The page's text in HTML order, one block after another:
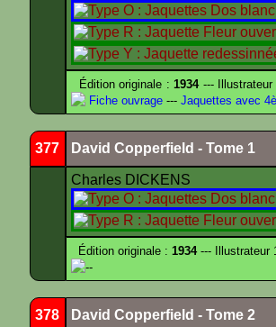
Édition originale :1934---
Fiche ouvrage --- Jaquettes avec
377 David Copperfield - Tome 1
Charles DICKENS
Édition originale :1934--- Illustrateur
--
378 David Copperfield - Tome 2